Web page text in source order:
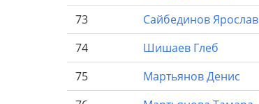
73
СайбединовЯрослав
74
Шишаев Глеб
75
МартьяновДенис